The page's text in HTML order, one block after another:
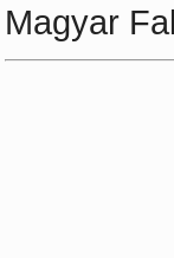
Magyar